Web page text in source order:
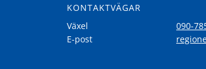
KONTAKTVÄGAR
Växel
090-
E-post